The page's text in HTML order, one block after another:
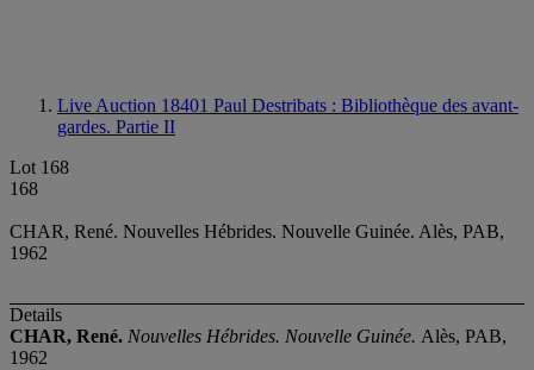
Live Auction 18401 Paul Destribats : Bibliothèque des avant-
gardes. Partie II
Lot 168
168
CHAR, René. Nouvelles Hébrides. Nouvelle Guinée. Alès, PAB,
1962
Details
CHAR, René. Nouvelles Hébrides. Nouvelle Guinée. Alès, PAB,
1962